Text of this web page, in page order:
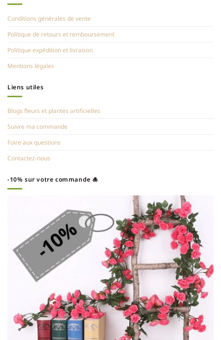
Conditions générales de vente
Politique de retours et remboursement
Politique expédition et livraison
Mentions légales
Liens utiles
Blogs fleurs et plantes artificielles
Suivre ma commande
Foire aux questions
Contactez-nous
-10% sur votre commande 🎍